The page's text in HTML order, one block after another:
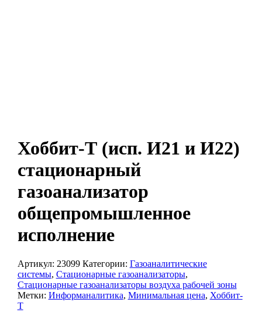
Хоббит-Т (исп. И21 и И22)
стационарный
газоанализатор
общепромышленное
исполнение
Артикул: 23099 Категории: Газоаналитические
системы, Стационарные газоанализаторы,
Стационарные газоанализаторы воздуха рабочей зоны
Метки: Информаналитика, Минимальная цена, Хоббит-
Т